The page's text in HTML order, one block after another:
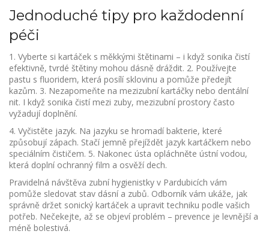
Jednoduché tipy pro každodenní
péči
1. Vyberte si kartáček s měkkými štětinami – i když sonika čistí
efektivně, tvrdé štětiny mohou dásně dráždit. 2. Používejte
pastu s fluoridem, která posílí sklovinu a pomůže předejít
kazům. 3. Nezapomeňte na mezizubní kartáčky nebo dentální
nit. I když sonika čistí mezi zuby, mezizubní prostory často
vyžadují doplnění.
4. Vyčistěte jazyk. Na jazyku se hromadí bakterie, které
způsobují zápach. Stačí jemně přejíždět jazyk kartáčkem nebo
speciálním čističem. 5. Nakonec ústa opláchněte ústní vodou,
která doplní ochranný film a osvěží dech.
Pravidelná návštěva zubní hygienistky v Pardubicích vám
pomůže sledovat stav dásní a zubů. Odborník vám ukáže, jak
správně držet sonický kartáček a upravit techniku podle vašich
potřeb. Nečekejte, až se objeví problém – prevence je levnější a
méně bolestivá.